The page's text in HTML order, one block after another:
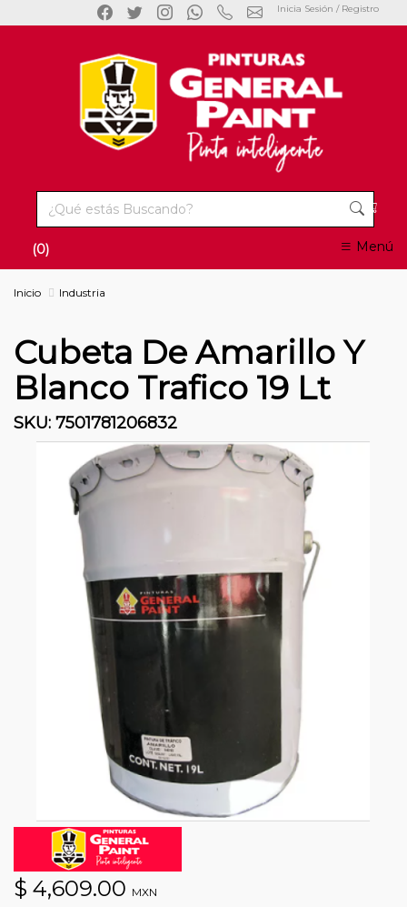
Inicia Sesión / Registro
Menú
(0)
Inicio Industria
Cubeta De Amarillo Y
Blanco Trafico 19 Lt
SKU: 7501781206832
$ 4,609.00 MXN